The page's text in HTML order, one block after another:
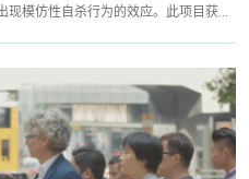
模仿性自杀行为的效应。此项目获...